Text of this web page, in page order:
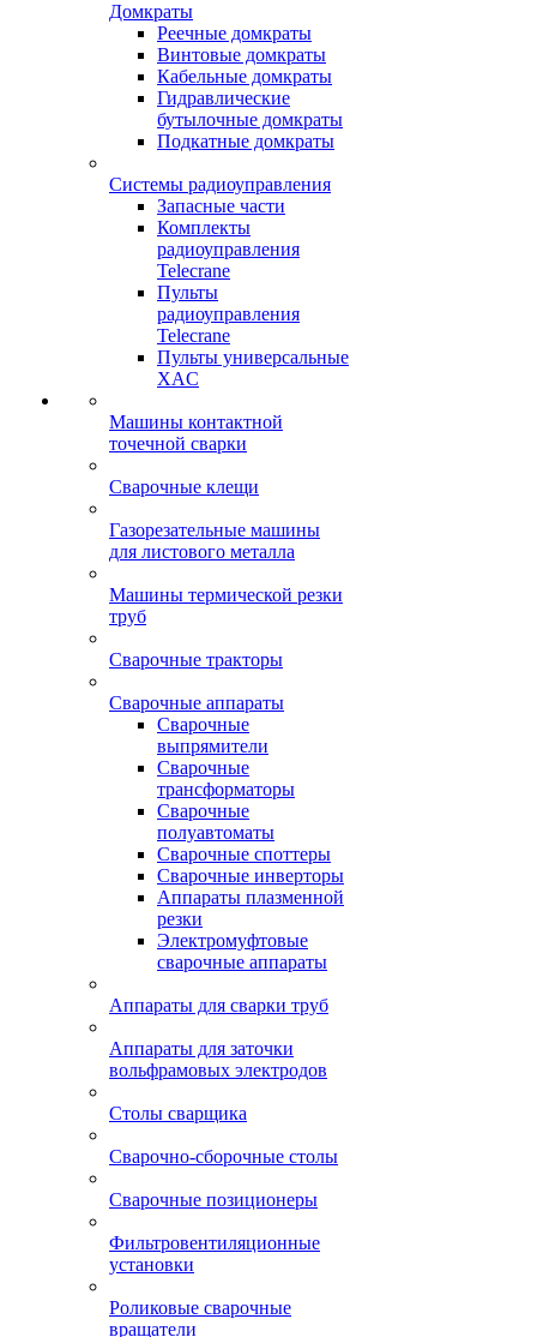
Домкраты
Реечные домкраты
Винтовые домкраты
Кабельные домкраты
Гидравлические
бутылочные домкраты
Подкатные домкраты
Системы радиоуправления
Запасные части
Комплекты
радиоуправления
Telecrane
Пульты
радиоуправления
Telecrane
Пульты универсальные
XAC
Машины контактной
точечной сварки
Сварочные клещи
Газорезательные машины
для листового металла
Машины термической резки
труб
Сварочные тракторы
Сварочные аппараты
Сварочные
выпрямители
Сварочные
трансформаторы
Сварочные
полуавтоматы
Сварочные споттеры
Сварочные инверторы
Аппараты плазменной
резки
Электромуфтовые
сварочные аппараты
Аппараты для сварки труб
Аппараты для заточки
вольфрамовых электродов
Столы сварщика
Сварочно-сборочные столы
Сварочные позиционеры
Фильтровентиляционные
установки
Роликовые сварочные
вращатели